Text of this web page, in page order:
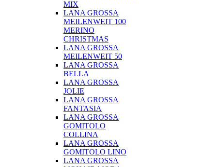
MIX
LANA GROSSA
MEILENWEIT 100
MERINO
CHRISTMAS
LANA GROSSA
MEILENWEIT 50
LANA GROSSA
BELLA
LANA GROSSA
JOLIE
LANA GROSSA
FANTASIA
LANA GROSSA
GOMITOLO
COLLINA
LANA GROSSA
GOMITOLO LINO
LANA GROSSA